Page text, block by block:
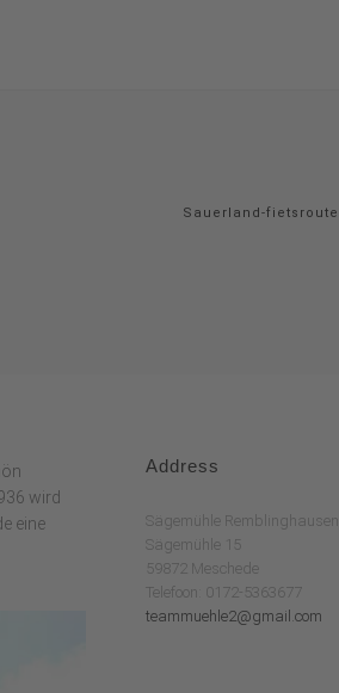
Sauerland-fietsroute
wird
eine
Address
Sägemühle Remblinghausen
Sägemühle 15
59872 Meschede
Telefoon: 0172-5363677
teammuehle2@gmail.com